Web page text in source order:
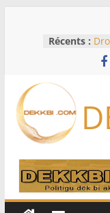
Récents :